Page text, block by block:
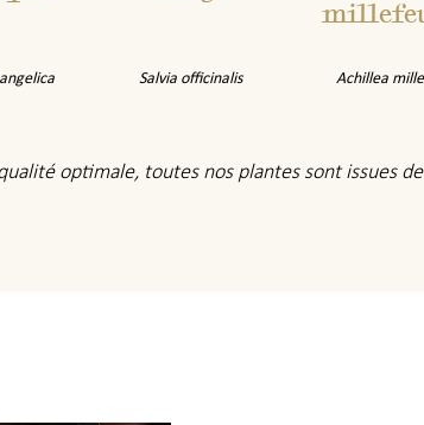
Salvia officinalis Achillea
optimale, toutes nos plantes sont issues